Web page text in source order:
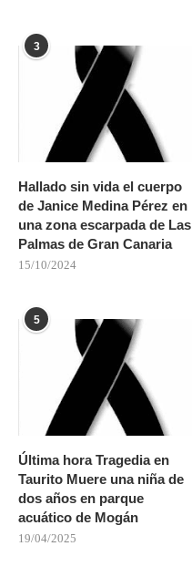
3
Hallado sin vida el cuerpo
de Janice Medina Pérez en
una zona escarpada de Las
Palmas de Gran Canaria
15/10/2024
5
Última hora Tragedia en
Taurito Muere una niña de
dos años en parque
acuático de Mogán
19/04/2025